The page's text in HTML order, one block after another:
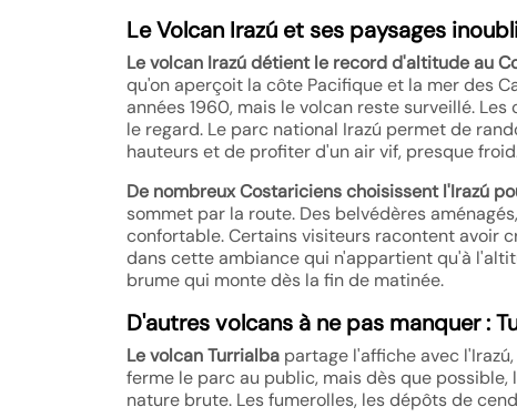
Le Volcan Irazú et ses paysages
Le volcan Irazú détient le record d'altitude au
qu'on aperçoit la côte Pacifique et la mer des
années 1960, mais le volcan reste surveillé.
le regard. Le parc national Irazú permet de
hauteurs et de profiter d'un air vif, presque
De nombreux Costariciens choisissent l'Irazú
sommet par la route. Des belvédères
confortable. Certains visiteurs racontent avoir
dans cette ambiance qui n'appartient qu'à
brume qui monte dès la fin de matinée.
D'autres volcans à ne pas manquer :
Le volcan Turrialba partage l'affiche avec
ferme le parc au public, mais dès que
nature brute. Les fumerolles, les dépôts de